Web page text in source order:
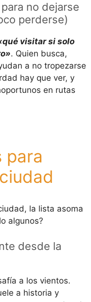
no dejarse
perderse)
visitar si solo
. Quien busca,
a no tropezarse
hay que ver, y
en rutas
para
la lista asoma
algunos?
desde la
a los vientos.
a historia y